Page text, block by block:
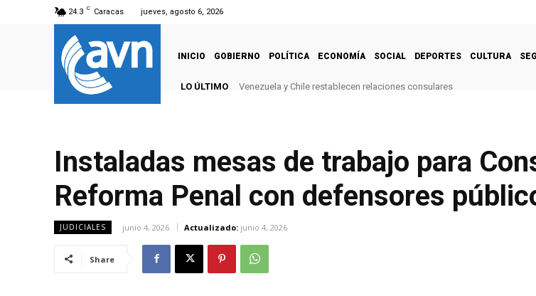
24.3 C Caracas jueves, agosto 6, 2026
INICIO GOBIERNO POLÍTICA ECONOMÍA SOCIAL DEPORTES CULTURA
LO ÚLTIMO Venezuela y Chile restablecen relaciones consulares
Instaladas mesas de trabajo para
Reforma Penal con defensores
JUDICIALES junio 4, 2026 Actualizado: junio 4, 2026
Share